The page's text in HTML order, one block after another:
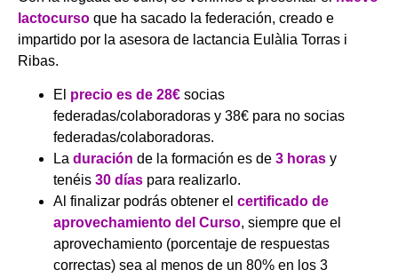
lactocurso que ha sacado la federación, creado e
impartido por la asesora de lactancia Eulàlia Torras i
Ribas.
El precio es de 28€ socias
federadas/colaboradoras y 38€ para no socias
federadas/colaboradoras.
La duración de la formación es de 3 horas y
tenéis 30 días para realizarlo.
Al finalizar podrás obtener el certificado de
aprovechamiento del Curso, siempre que el
aprovechamiento (porcentaje de respuestas
correctas) sea al menos de un 80% en los 3